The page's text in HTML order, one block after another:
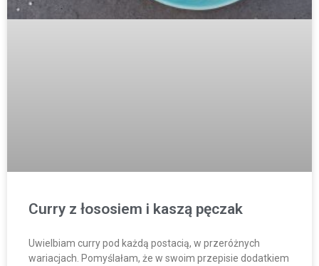
Curry z łososiem i kaszą pęczak
Uwielbiam curry pod każdą postacią, w przeróżnych
wariacjach. Pomyślałam, że w swoim przepisie dodatkiem